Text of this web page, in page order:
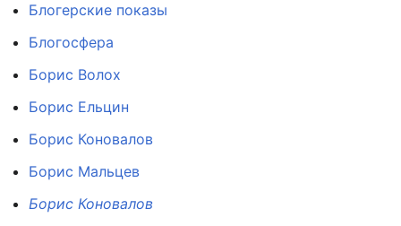
Блогерские показы
Блогосфера
Борис Волох
Борис Ельцин
Борис Коновалов
Борис Мальцев
Борис Коновалов